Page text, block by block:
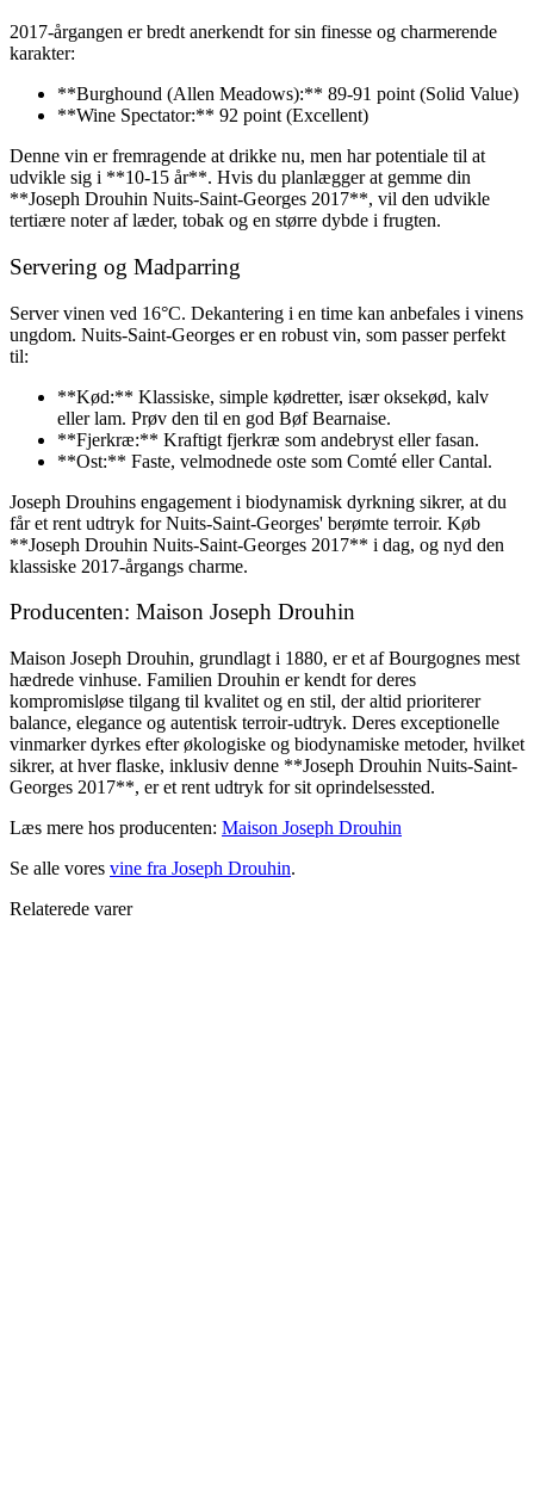
2017-årgangen er bredt anerkendt for sin finesse og charmerende
karakter:
**Burghound (Allen Meadows):** 89-91 point (Solid Value)
**Wine Spectator:** 92 point (Excellent)
Denne vin er fremragende at drikke nu, men har potentiale til at
udvikle sig i **10-15 år**. Hvis du planlægger at gemme din
**Joseph Drouhin Nuits-Saint-Georges 2017**, vil den udvikle
tertiære noter af læder, tobak og en større dybde i frugten.
Servering og Madparring
Server vinen ved 16°C. Dekantering i en time kan anbefales i vinens
ungdom. Nuits-Saint-Georges er en robust vin, som passer perfekt
til:
**Kød:** Klassiske, simple kødretter, især oksekød, kalv
eller lam. Prøv den til en god Bøf Bearnaise.
**Fjerkræ:** Kraftigt fjerkræ som andebryst eller fasan.
**Ost:** Faste, velmodnede oste som Comté eller Cantal.
Joseph Drouhins engagement i biodynamisk dyrkning sikrer, at du
får et rent udtryk for Nuits-Saint-Georges' berømte terroir. Køb
**Joseph Drouhin Nuits-Saint-Georges 2017** i dag, og nyd den
klassiske 2017-årgangs charme.
Producenten: Maison Joseph Drouhin
Maison Joseph Drouhin, grundlagt i 1880, er et af Bourgognes mest
hædrede vinhuse. Familien Drouhin er kendt for deres
kompromisløse tilgang til kvalitet og en stil, der altid prioriterer
balance, elegance og autentisk terroir-udtryk. Deres exceptionelle
vinmarker dyrkes efter økologiske og biodynamiske metoder, hvilket
sikrer, at hver flaske, inklusiv denne **Joseph Drouhin Nuits-Saint-
Georges 2017**, er et rent udtryk for sit oprindelsessted.
Læs mere hos producenten: Maison Joseph Drouhin
Se alle vores vine fra Joseph Drouhin.
Relaterede varer